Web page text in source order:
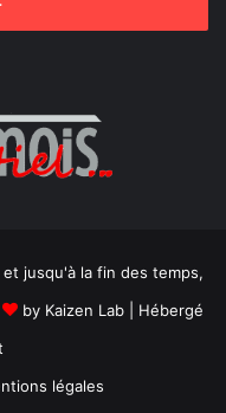
jusqu'à la fin des temps,
by Kaizen Lab | Hébergé
légales